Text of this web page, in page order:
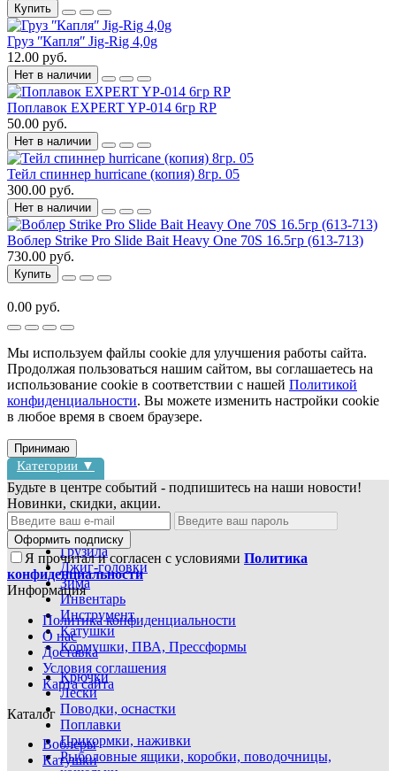
Купить
Груз ʺКапляʺ Jig-Rig 4,0g
12.00 руб.
Нет в наличии
Поплавок EXPERT YP-014 6гр RP
50.00 руб.
Нет в наличии
Тейл спиннер hurricane (копия) 8гр. 05
300.00 руб.
Нет в наличии
Воблер Strike Pro Slide Bait Heavy One 70S 16.5гр (613-713)
730.00 руб.
Купить
0.00 руб.
Мы используем файлы cookie для улучшения работы сайта.
Продолжая пользоваться нашим сайтом, вы соглашаетесь на
использование cookie в соответствии с нашей Политикой
конфиденциальности. Вы можете изменить настройки cookie
в любое время в своем браузере.
Принимаю
Категории ▼
Блесны
Воблеры
Грузила
Джиг-головки
Зима
Инвентарь
Инструмент
Катушки
Кормушки, ПВА, Прессформы
Крючки
Лески
Поводки, оснастки
Поплавки
Прикормки, наживки
Рыболовные ящики, коробки, поводочницы,
Будьте в центре событий - подпишитесь на наши новости!
Новинки, скидки, акции.
Оформить подписку
Я прочитал и согласен с условиями Политика
конфиденциальности
Информация
Политика конфиденциальности
О нас
Доставка
Условия соглашения
Карта сайта
Каталог
Воблеры
Катушки